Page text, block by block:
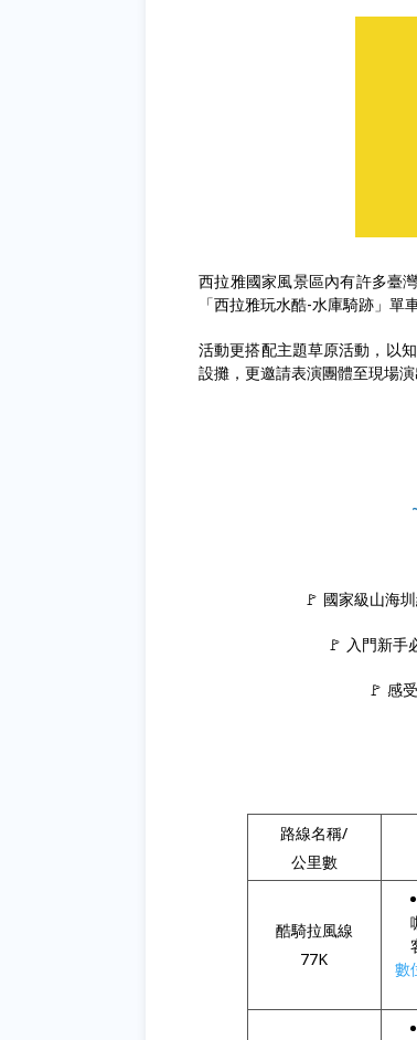
西拉雅國家風景區內有許多臺
「西拉雅玩水酷-水庫騎跡」單
活動更搭配主題草原活動，以
設攤，更邀請表演團體至現場演
🚩 國家級山海
🚩 入門新手
🚩 感
路線名稱/
公里數
酷騎拉風線
77K
數